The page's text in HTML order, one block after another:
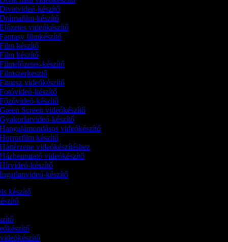
készítő
készítő
videókészítő
filmkészítő
készítő
készítő
készítő
videókészítő
készítő
készítő
Screen videókészítő
készítő
videókészítő
készítő
videókészítéshez
videókészítő
készítő
készítő
készítő